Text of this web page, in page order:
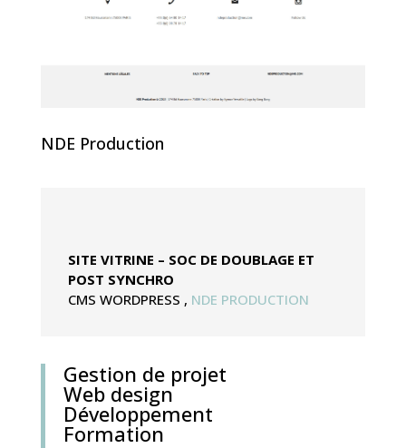
NDE Production
SITE VITRINE – SOC DE DOUBLAGE ET
POST SYNCHRO
CMS WORDPRESS , NDE PRODUCTION
Gestion de projet
Web design
Développement
Formation